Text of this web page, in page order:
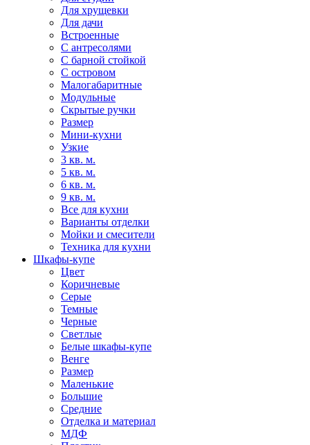
Для хрущевки
Для дачи
Встроенные
С антресолями
С барной стойкой
С островом
Малогабаритные
Модульные
Скрытые ручки
Размер
Мини-кухни
Узкие
3 кв. м.
5 кв. м.
6 кв. м.
9 кв. м.
Все для кухни
Варианты отделки
Мойки и смесители
Техника для кухни
Шкафы-купе
Цвет
Коричневые
Серые
Темные
Черные
Светлые
Белые шкафы-купе
Венге
Размер
Маленькие
Большие
Средние
Отделка и материал
МДФ